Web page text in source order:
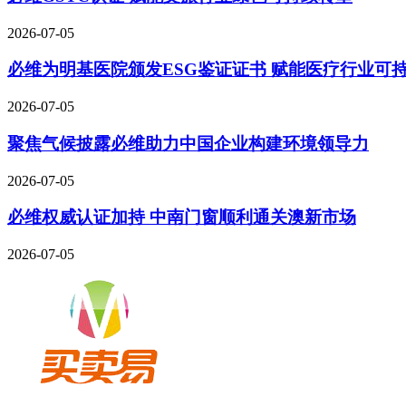
2026-07-05
必维为明基医院颁发ESG鉴证证书 赋能医疗行业可
2026-07-05
聚焦气候披露必维助力中国企业构建环境领导力
2026-07-05
必维权威认证加持 中南门窗顺利通关澳新市场
2026-07-05